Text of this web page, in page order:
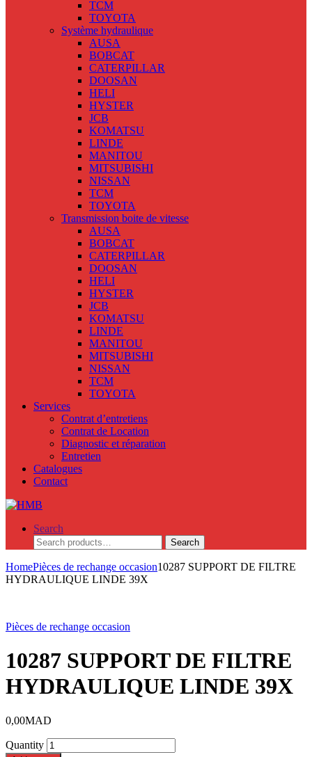
TCM
TOYOTA
Système hydraulique
AUSA
BOBCAT
CATERPILLAR
DOOSAN
HELI
HYSTER
JCB
KOMATSU
LINDE
MANITOU
MITSUBISHI
NISSAN
TCM
TOYOTA
Transmission boite de vitesse
AUSA
BOBCAT
CATERPILLAR
DOOSAN
HELI
HYSTER
JCB
KOMATSU
LINDE
MANITOU
MITSUBISHI
NISSAN
TCM
TOYOTA
Services
Contrat d’entretiens
Contrat de Location
Diagnostic et réparation
Entretien
Catalogues
Contact
Search
Search
for:
Search
HomePièces de rechange occasion10287 SUPPORT DE FILTRE
HYDRAULIQUE LINDE 39X
Pièces de rechange occasion
10287 SUPPORT DE FILTRE
HYDRAULIQUE LINDE 39X
0,00MAD
Quantity